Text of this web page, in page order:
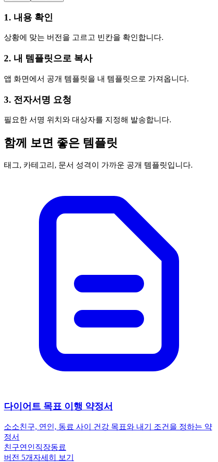
1. 내용 확인
상황에 맞는 버전을 고르고 빈칸을 확인합니다.
2. 내 템플릿으로 복사
앱 화면에서 공개 템플릿을 내 템플릿으로 가져옵니다.
3. 전자서명 요청
필요한 서명 위치와 대상자를 지정해 발송합니다.
함께 보면 좋은 템플릿
태그, 카테고리, 문서 성격이 가까운 공개 템플릿입니다.
다이어트 목표 이행 약정서
소소친구, 연인, 동료 사이 건강 목표와 내기 조건을 정하는 약
정서
친구연인직장동료
버전 5개 자세히 보기